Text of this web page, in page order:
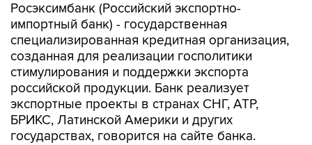
Росэксимбанк (Российский экспортно-
импортный банк) - государственная
специализированная кредитная организация,
созданная для реализации госполитики
стимулирования и поддержки экспорта
российской продукции. Банк реализует
экспортные проекты в странах СНГ, АТР,
БРИКС, Латинской Америки и других
государствах, говорится на сайте банка.